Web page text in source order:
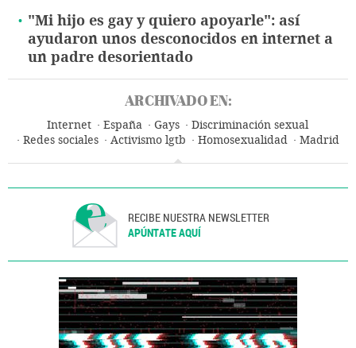
"Mi hijo es gay y quiero apoyarle": así
ayudaron unos desconocidos en internet a
un padre desorientado
ARCHIVADO EN:
Internet España Gays
Discriminación sexual
Redes sociales
Activismo lgtb Homosexualidad
Madrid
RECIBE NUESTRA NEWSLETTER
APÚNTATE AQUÍ